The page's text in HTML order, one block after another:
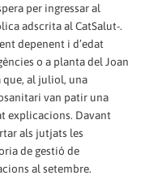
per ingressar al
adscrita al CatSalut-.
depenent i d’edat
o a planta del Joan
que, al juliol, una
van patir una
explicacions. Davant
als jutjats les
de gestió de
al setembre.